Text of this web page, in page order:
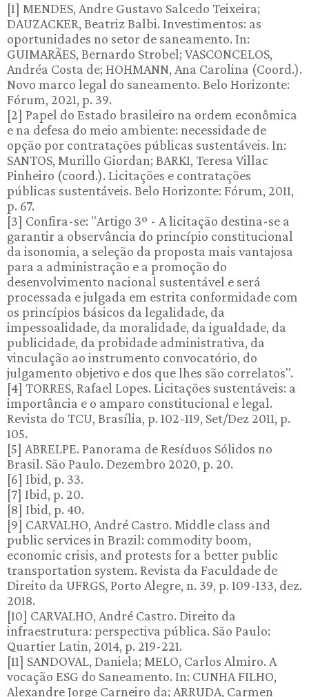
[1] MENDES, Andre Gustavo Salcedo Teixeira;
DAUZACKER, Beatriz Balbi. Investimentos: as
oportunidades no setor de saneamento. In:
GUIMARÃES, Bernardo Strobel; VASCONCELOS,
Andréa Costa de; HOHMANN, Ana Carolina (Coord.).
Novo marco legal do saneamento. Belo Horizonte:
Fórum, 2021, p. 39.
[2] Papel do Estado brasileiro na ordem econômica
e na defesa do meio ambiente: necessidade de
opção por contratações públicas sustentáveis. In:
SANTOS, Murillo Giordan; BARKI, Teresa Villac
Pinheiro (coord.). Licitações e contratações
públicas sustentáveis. Belo Horizonte: Fórum, 2011,
p. 67.
[3] Confira-se: "Artigo 3º - A licitação destina-se a
garantir a observância do princípio constitucional
da isonomia, a seleção da proposta mais vantajosa
para a administração e a promoção do
desenvolvimento nacional sustentável e será
processada e julgada em estrita conformidade com
os princípios básicos da legalidade, da
impessoalidade, da moralidade, da igualdade, da
publicidade, da probidade administrativa, da
vinculação ao instrumento convocatório, do
julgamento objetivo e dos que lhes são correlatos".
[4] TORRES, Rafael Lopes. Licitações sustentáveis: a
importância e o amparo constitucional e legal.
Revista do TCU, Brasília, p. 102-119, Set/Dez 2011, p.
105.
[5] ABRELPE. Panorama de Resíduos Sólidos no
Brasil. São Paulo. Dezembro 2020, p. 20.
[6] Ibid, p. 33.
[7] Ibid, p. 20.
[8] Ibid, p. 40.
[9] CARVALHO, André Castro. Middle class and
public services in Brazil: commodity boom,
economic crisis, and protests for a better public
transportation system. Revista da Faculdade de
Direito da UFRGS, Porto Alegre, n. 39, p. 109-133, dez.
2018.
[10] CARVALHO, André Castro. Direito da
infraestrutura: perspectiva pública. São Paulo:
Quartier Latin, 2014, p. 219-221.
[11] SANDOVAL, Daniela; MELO, Carlos Almiro. A
vocação ESG do Saneamento. In: CUNHA FILHO,
Alexandre Jorge Carneiro da; ARRUDA, Carmen